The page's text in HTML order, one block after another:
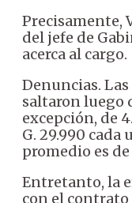
Precisamente,
del jefe de
acerca al cargo.
Denuncias.
saltaron luego
excepción, de
G. 29.990
promedio es
Entretanto, la
con el contrato